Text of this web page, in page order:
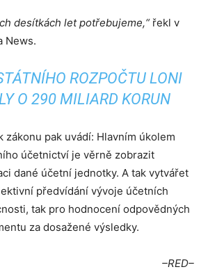
desítkách let potřebujeme,“řekl v
News.
ROZPOČTU LONI
O 290 MILIARD KORUN
zákonu pak uvádí: Hlavním úkolem
účetnictví je věrně zobrazit
dané účetní jednotky. A tak vytvářet
předvídání vývoje účetních
tak pro hodnocení odpovědných
za dosažené výsledky.
–RED–